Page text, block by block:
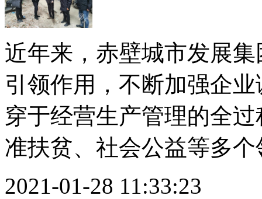
近年来，赤壁城市发展
引领作用，不断加强企
穿于经营生产管理的全
准扶贫、社会公益等多个
2021-01-28 11:33:23